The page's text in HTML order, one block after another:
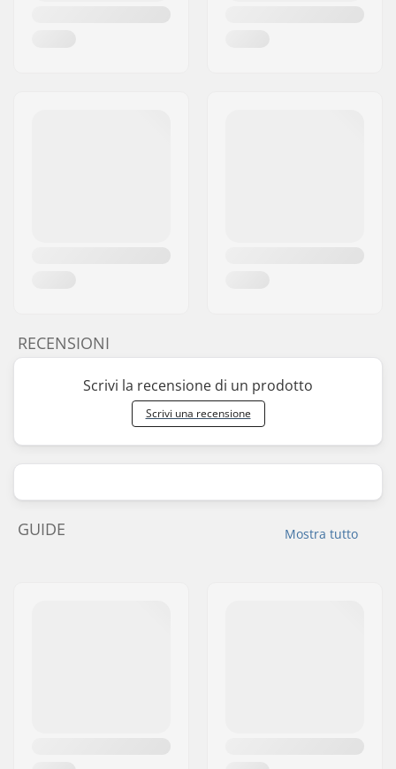
RECENSIONI
Scrivi la recensione di un prodotto
Scrivi una recensione
Mostra tutto
GUIDE